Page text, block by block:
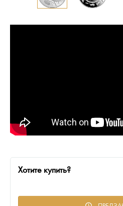
Русская нумизматика
Золотая карманная галерея
Хотите купить?